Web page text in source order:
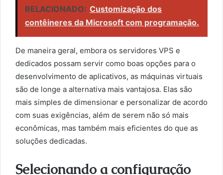
RELACIONADO: Customização dos
contêineres da Microsoft com programação.
De maneira geral, embora os servidores VPS e
dedicados possam servir como boas opções para o
desenvolvimento de aplicativos, as máquinas virtuais
são de longe a alternativa mais vantajosa. Elas são
mais simples de dimensionar e personalizar de acordo
com suas exigências, além de serem não só mais
econômicas, mas também mais eficientes do que as
soluções dedicadas.
Selecionando a configuração